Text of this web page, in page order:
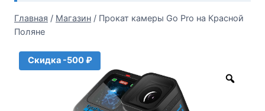
Главная / Магазин / Прокат камеры Go Pro на Красной
Поляне
Скидка -500 ₽